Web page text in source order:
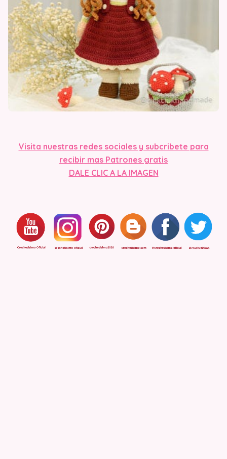
Visita nuestras redes sociales y subcribete para
recibir mas Patrones gratis
DALE CLIC A LA IMAGEN